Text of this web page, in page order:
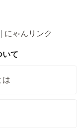
にゃんリンク
いて
は